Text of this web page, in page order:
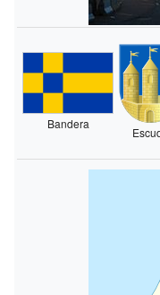
Bandera